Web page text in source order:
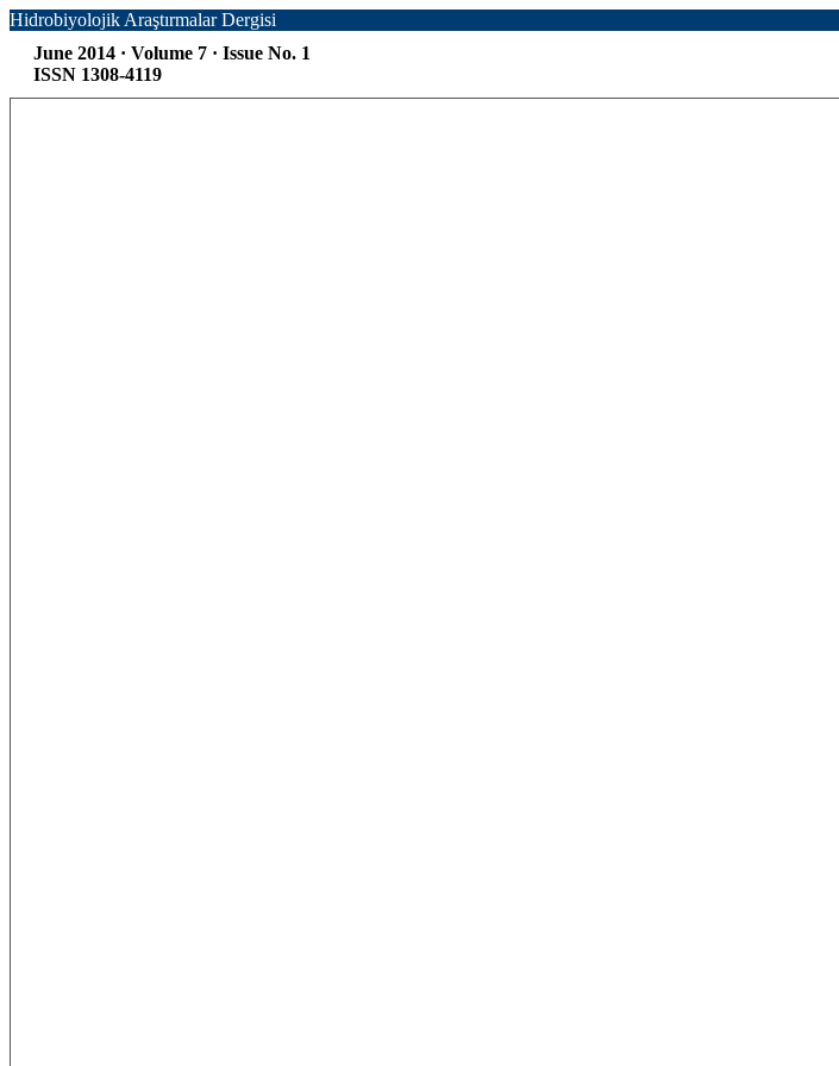
Hidrobiyolojik Araştırmalar Dergisi
June 2014 · Volume 7 · Issue No. 1
ISSN 1308-4119